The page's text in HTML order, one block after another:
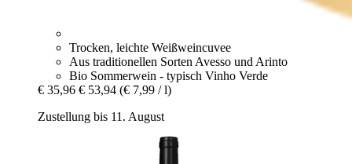
Trocken, leichte Weißweincuvee
Aus traditionellen Sorten Avesso und Arinto
Bio Sommerwein - typisch Vinho Verde
€ 35,96 € 53,94 (€ 7,99 / l)
Zustellung bis 11. August